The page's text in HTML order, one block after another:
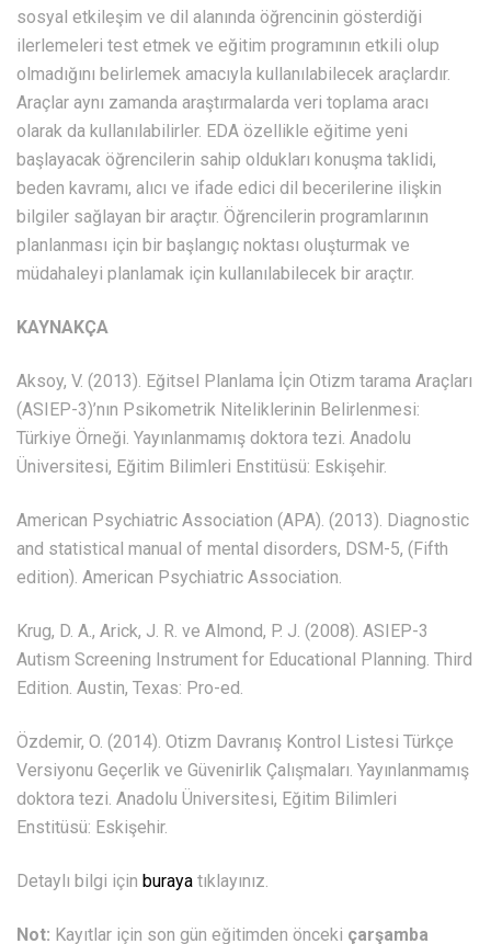
sosyal etkileşim ve dil alanında öğrencinin gösterdiği
ilerlemeleri test etmek ve eğitim programının etkili olup
olmadığını belirlemek amacıyla kullanılabilecek araçlardır.
Araçlar aynı zamanda araştırmalarda veri toplama aracı
olarak da kullanılabilirler. EDA özellikle eğitime yeni
başlayacak öğrencilerin sahip oldukları konuşma taklidi,
beden kavramı, alıcı ve ifade edici dil becerilerine ilişkin
bilgiler sağlayan bir araçtır. Öğrencilerin programlarının
planlanması için bir başlangıç noktası oluşturmak ve
müdahaleyi planlamak için kullanılabilecek bir araçtır.
KAYNAKÇA
Aksoy, V. (2013). Eğitsel Planlama İçin Otizm tarama Araçları
(ASIEP-3)’nın Psikometrik Niteliklerinin Belirlenmesi:
Türkiye Örneği. Yayınlanmamış doktora tezi. Anadolu
Üniversitesi, Eğitim Bilimleri Enstitüsü: Eskişehir.
American Psychiatric Association (APA). (2013). Diagnostic
and statistical manual of mental disorders, DSM-5, (Fifth
edition). American Psychiatric Association.
Krug, D. A., Arick, J. R. ve Almond, P. J. (2008). ASIEP-3
Autism Screening Instrument for Educational Planning. Third
Edition. Austin, Texas: Pro-ed.
Özdemir, O. (2014). Otizm Davranış Kontrol Listesi Türkçe
Versiyonu Geçerlik ve Güvenirlik Çalışmaları. Yayınlanmamış
doktora tezi. Anadolu Üniversitesi, Eğitim Bilimleri
Enstitüsü: Eskişehir.
Detaylı bilgi için buraya tıklayınız.
Not: Kayıtlar için son gün eğitimden önceki çarşamba